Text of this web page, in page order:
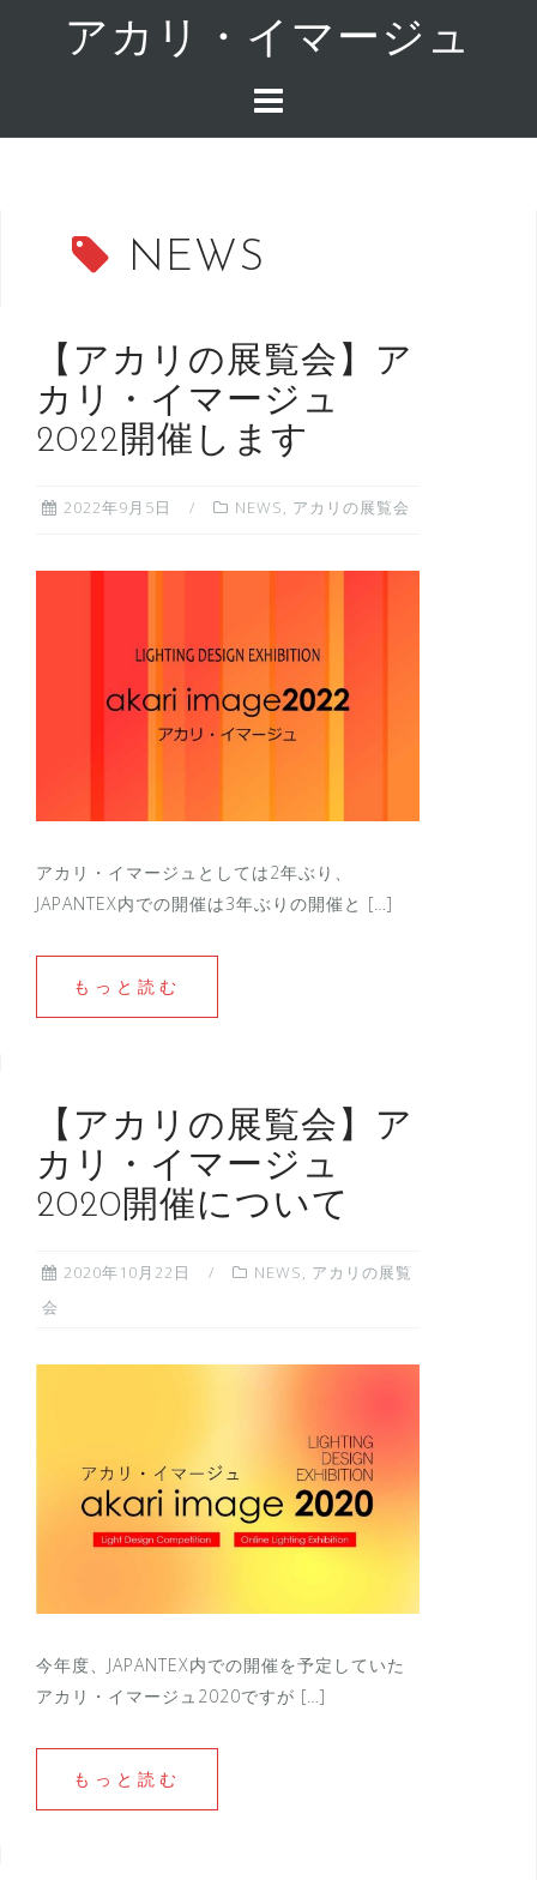
ツ
アカリ・イマージュ
NEWS
【アカリの展覧会】ア
カリ・イマージュ
2022開催します
2022年9月5日 NEWS, アカリの展覧会
アカリ・イマージュとしては2年ぶり、
JAPANTEX内での開催は3年ぶりの開催と […]
もっと読む
【アカリの展覧会】ア
カリ・イマージュ
2020開催について
2020年10月22日 NEWS
アカリの展覧
会
今年度、JAPANTEX内での開催を予定していた
アカリ・イマージュ2020ですが […]
もっと読む